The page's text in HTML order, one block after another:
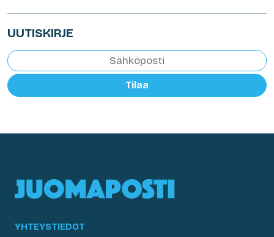
UUTISKIRJE
Tilaa
YHTEYSTIEDOT